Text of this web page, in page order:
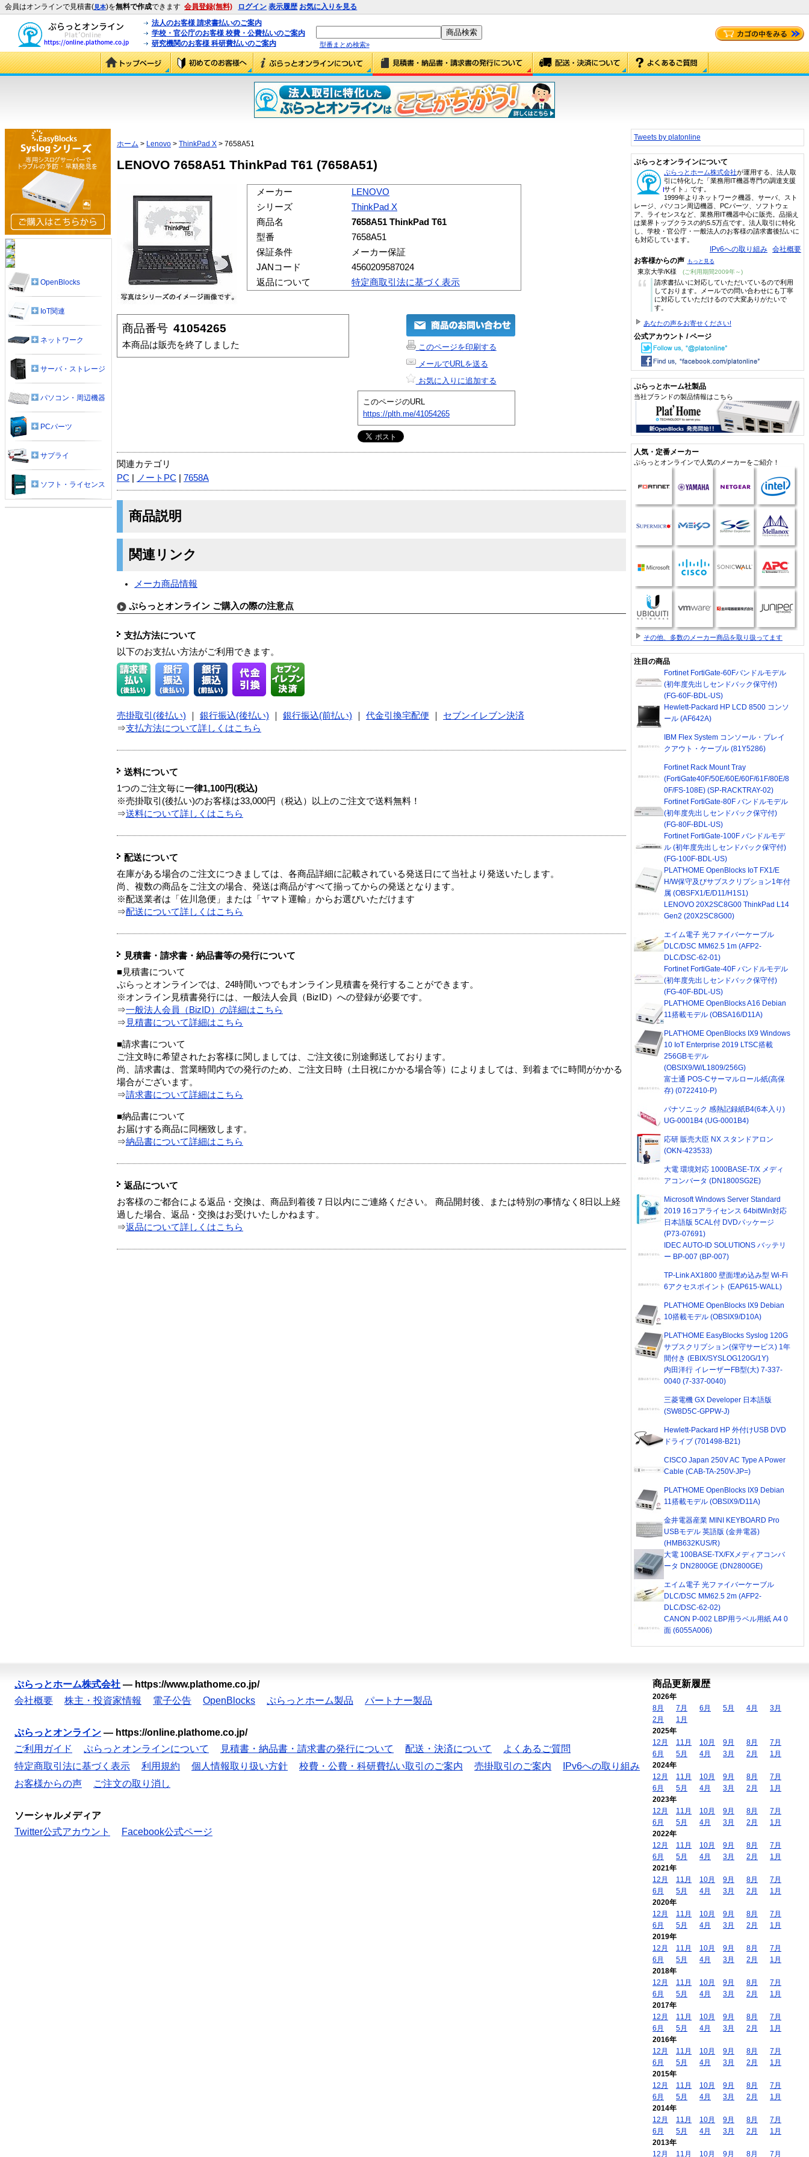
会員はオンラインで見積書(見本)を無料で作成できます 会員登録(無料) ログイン 表示履歴 お気に入りを見る
法人のお客様 請求書払いのご案内
学校・官公庁のお客様 校費・公費払いのご案内
研究機関のお客様 科研費払いのご案内
型番まとめ検索»
ホーム > Lenovo > ThinkPad X > 7658A51
LENOVO 7658A51 ThinkPad T61 (7658A51)
メーカー
LENOVO
シリーズ
ThinkPad X
商品名
7658A51 ThinkPad T61
型番
7658A51
保証条件
メーカー保証
JANコード
4560209587024
返品について
特定商取引法に基づく表示
商品番号 41054265
本商品は販売を終了しました
このページを印刷する
メールでURLを送る
お気に入りに追加する
このページのURL
https://plth.me/41054265
関連カテゴリ
PC
ノートPC 7658A
商品説明
関連リンク
メーカ商品情報
ぷらっとオンライン ご購入の際の注意点
支払方法について
以下のお支払い方法がご利用できます。
売掛取引(後払い) 銀行振込(後払い) 銀行振込(前払い) 代金引換宅配便
セブンイレブン決済
⇒支払方法について詳しくはこちら
送料について
1つのご注文毎に一律1,100円(税込)
※売掛取引(後払い)のお客様は33,000円（税込）以上のご注文で送料無料！
⇒送料について詳しくはこちら
配送について
在庫がある場合のご注文につきましては、各商品詳細に記載されている発送日にて当社より発送いたします。
尚、複数の商品をご注文の場合、発送は商品がすべて揃ってからの発送となります。
※配送業者は「佐川急便」または「ヤマト運輸」からお選びいただけます
⇒配送について詳しくはこちら
見積書・請求書・納品書等の発行について
■見積書について
ぷらっとオンラインでは、24時間いつでもオンライン見積書を発行することができます。
※オンライン見積書発行には、一般法人会員（BizID）への登録が必要です。
⇒一般法人会員（BizID）の詳細はこちら
⇒ 見積書について詳細はこちら
■請求書について
ご注文時に希望されたお客様に関しましては、ご注文後に別途郵送しております。
尚、請求書は、営業時間内での発行のため、ご注文日時（土日祝にかかる場合等）によりましては、到着までに時間がかかる
場合がございます。
⇒請求書について詳細はこちら
■納品書について
お届けする商品に同梱致します。
⇒納品書について詳細はこちら
返品について
お客様のご都合による返品・交換は、商品到着後７日以内にご連絡ください。 商品開封後、または特別の事情なく8日以上経
過した場合、返品・交換はお受けいたしかねます。
⇒返品について詳しくはこちら
OpenBlocks
IoT関連
ネットワーク
サーバ・ストレージ
パソコン・周辺機器
PCパーツ
サプライ
ソフト・ライセンス
Tweets by platonline
ぷらっとオンラインについて
ぷらっとホーム株式会社が運用する、法人取
引に特化した「業務用IT機器専門の調達支援
サイト」です。
1999年よりネットワーク機器、サーバ、スト
レージ、パソコン周辺機器、PCパーツ、ソフトウェ
ア、ライセンスなど、業務用IT機器中心に販売。品揃え
は業界トップクラスの約5.5万点です。法人取引に特化
し、学校・官公庁・一般法人のお客様の請求書後払いに
も対応しています。
IPv6への取り組み 会社概要
お客様からの声 もっと見る
東京大学/K様 (ご利用期間2009年～)
“
請求書払いに対応していただいているので利用
しております。メールでの問い合わせにも丁寧
に対応していただけるので大変ありがたいで
す。
あなたの声をお寄せください!
公式アカウント / ページ
ぷらっとホーム社製品
当社ブランドの製品情報はこちら
人気・定番メーカー
ぷらっとオンラインで人気のメーカーをご紹介！
その他、多数のメーカー商品を取り扱ってます
注目の商品
Fortinet FortiGate-60Fバンドルモデル
(初年度先出しセンドバック保守付)
(FG-60F-BDL-US)
Hewlett-Packard HP LCD 8500 コンソ
ール (AF642A)
IBM Flex System コンソール・ブレイ
クアウト・ケーブル (81Y5286)
Fortinet Rack Mount Tray
(FortiGate40F/50E/60E/60F/61F/80E/8
0F/FS-108E) (SP-RACKTRAY-02)
Fortinet FortiGate-80F バンドルモデル
(初年度先出しセンドバック保守付)
(FG-80F-BDL-US)
Fortinet FortiGate-100F バンドルモデ
ル (初年度先出しセンドバック保守付)
(FG-100F-BDL-US)
PLAT'HOME OpenBlocks IoT FX1/E
H/W保守及びサブスクリプション1年付
属 (OBSFX1/E/D11/H1S1)
LENOVO 20X2SC8G00 ThinkPad L14
Gen2 (20X2SC8G00)
エイム電子 光ファイバーケーブル
DLC/DSC MM62.5 1m (AFP2-
DLC/DSC-62-01)
Fortinet FortiGate-40F バンドルモデル
(初年度先出しセンドバック保守付)
(FG-40F-BDL-US)
PLAT'HOME OpenBlocks A16 Debian
11搭載モデル (OBSA16/D11A)
PLAT'HOME OpenBlocks IX9 Windows
10 IoT Enterprise 2019 LTSC搭載
256GBモデル
(OBSIX9/W/L1809/256G)
富士通 POS-Cサーマルロール紙(高保
存) (0722410-P)
パナソニック 感熱記録紙B4(6本入り)
UG-0001B4 (UG-0001B4)
応研 販売大臣 NX スタンドアロン
(OKN-423533)
大電 環境対応 1000BASE-T/X メディ
アコンバータ (DN1800SG2E)
Microsoft Windows Server Standard
2019 16コアライセンス 64bitWin対応
日本語版 5CAL付 DVDパッケージ
(P73-07691)
IDEC AUTO-ID SOLUTIONS バッテリ
ー BP-007 (BP-007)
TP-Link AX1800 壁面埋め込み型 Wi-Fi
6アクセスポイント (EAP615-WALL)
PLAT'HOME OpenBlocks IX9 Debian
10搭載モデル (OBSIX9/D10A)
PLAT'HOME EasyBlocks Syslog 120G
サブスクリプション(保守サービス) 1年
間付き (EBIX/SYSLOG120G/1Y)
内田洋行 イレーザーFB型(大) 7-337-
0040 (7-337-0040)
三菱電機 GX Developer 日本語版
(SW8D5C-GPPW-J)
Hewlett-Packard HP 外付けUSB DVD
ドライブ (701498-B21)
CISCO Japan 250V AC Type A Power
Cable (CAB-TA-250V-JP=)
PLAT'HOME OpenBlocks IX9 Debian
11搭載モデル (OBSIX9/D11A)
金井電器産業 MINI KEYBOARD Pro
USBモデル 英語版 (金井電器)
(HMB632KUS/R)
大電 100BASE-TX/FXメディアコンバ
ータ DN2800GE (DN2800GE)
エイム電子 光ファイバーケーブル
DLC/DSC MM62.5 2m (AFP2-
DLC/DSC-62-02)
CANON P-002 LBP用ラベル用紙 A4 0
面 (6055A006)
ぷらっとホーム株式会社 — https://www.plathome.co.jp/
会社概要
株主・投資家情報 電子公告 OpenBlocks ぷらっとホーム製品 パートナー製品
ぷらっとオンライン — https://online.plathome.co.jp/
ご利用ガイド
ぷらっとオンラインについて 見積書・納品書・請求書の発行について 配送・決済について
よくあるご質問
特定商取引法に基づく表示
利用規約 個人情報取り扱い方針 校費・公費・科研費払い取引のご案内 売掛取引のご案内
IPv6への取り組み
お客様からの声
ご注文の取り消し
ソーシャルメディア
Twitter公式アカウント
Facebook公式ページ
商品更新履歴
2026年
8月
7月 6月 5月 4月
3月
2月
1月
2025年
12月
11月 10月 9月 8月
7月
6月
5月 4月 3月 2月
1月
2024年
12月
11月 10月 9月 8月
7月
6月
5月 4月 3月 2月
1月
2023年
12月
11月 10月 9月 8月
7月
6月
5月 4月 3月 2月
1月
2022年
12月
11月 10月 9月 8月
7月
6月
5月 4月 3月 2月
1月
2021年
12月
11月 10月 9月 8月
7月
6月
5月 4月 3月 2月
1月
2020年
12月
11月 10月 9月 8月
7月
6月
5月 4月 3月 2月
1月
2019年
12月
11月 10月 9月 8月
7月
6月
5月 4月 3月 2月
1月
2018年
12月
11月 10月 9月 8月
7月
6月
5月 4月 3月 2月
1月
2017年
12月
11月 10月 9月 8月
7月
6月
5月 4月 3月 2月
1月
2016年
12月
11月 10月 9月 8月
7月
6月
5月 4月 3月 2月
1月
2015年
12月
11月 10月 9月 8月
7月
6月
5月 4月 3月 2月
1月
2014年
12月
11月 10月 9月 8月
7月
6月
5月 4月 3月 2月
1月
2013年
12月
11月 10月 9月 8月 7月